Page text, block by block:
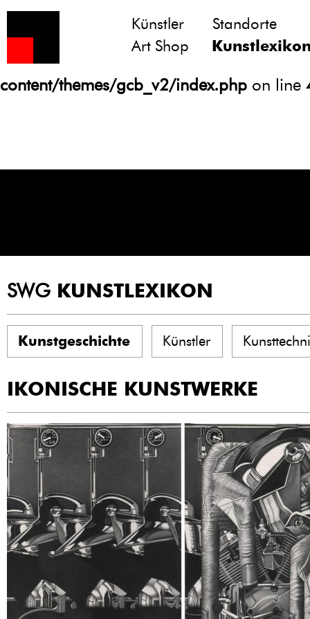
Notice
: Undefined variable: atts in
/homepages/21/d13550920/htdocs/
content/themes/gcb_v2/index.php on line
Künstler
Standorte
Art Shop
SWG KUNSTLEXIKON
Kunstgeschichte Künstler
IKONISCHE KUNSTWERKE